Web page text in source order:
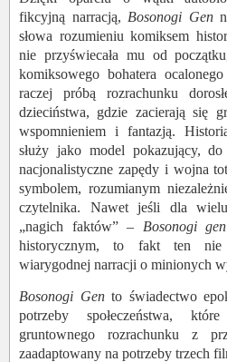
fikcyjną narracją, Bosonogi Gen
słowa rozumieniu komiksem
nie przyświecała mu od
komiksowego bohatera
raczej próbą rozrachunku
dzieciństwa, gdzie zacierają się
wspomnieniem i fantazją.
służy jako model pokazujący,
nacjonalistyczne zapędy i wojna
symbolem, rozumianym
czytelnika. Nawet jeśli dla
„nagich faktów” – Bosonogi gen
historycznym, to fakt ten
wiarygodnej narracji o minionych
Bosonogi Gento świadectwo
potrzeby społeczeństwa,
gruntownego rozrachunku z
zaadaptowany na potrzeby trzech